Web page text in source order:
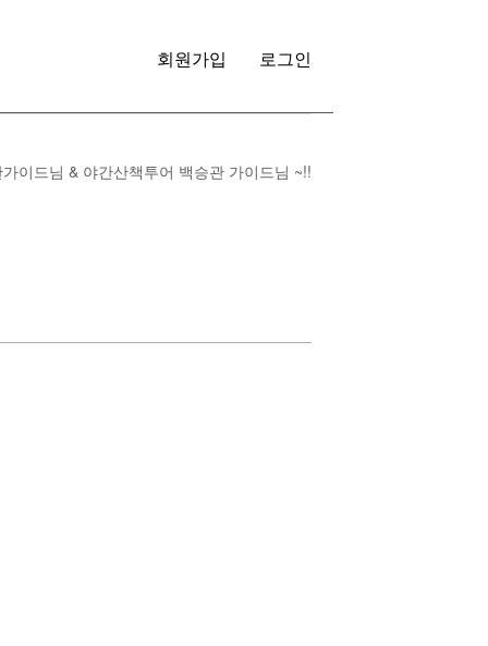
회원가입 로그인
이드님 & 야간산책투어 백승관 가이드님 ~!!